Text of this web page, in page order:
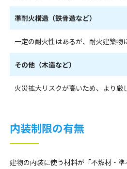
準耐火構造（鉄骨造など）
一定の耐火性はあるが、耐火建築物
その他（木造など）
火災拡大リスクが高いため、より厳
内装制限の有無
建物の内装に使う材料が「不燃材・